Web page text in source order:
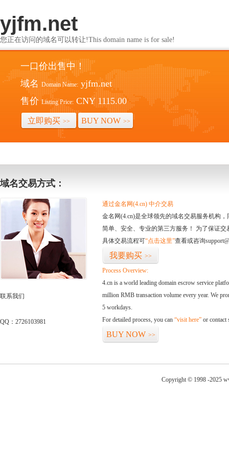
yjfm.net
您正在访问的域名可以转让!This domain name is for sale!
一口价出售中！
域名 Domain Name: yjfm.net
售价 Listing Price: CNY 1115.00
立即购买 >> BUY NOW >>
域名交易方式：
联系我们
QQ：2726103981
通过金名网(4.cn) 中介交易
金名网(4.cn)是全球领先的域名交易服务机构
简单、安全、专业的第三方服务！ 为了保证
具体交易流程可“点击这里”查看或咨询
我要购买 >>
Process Overview:
4.cn is a world leading domain escrow service
million RMB transaction volume every year. We
5 workdays.
For detailed process, you can “visit here” or contact
BUY NOW >>
Copyright © 1998 -2025